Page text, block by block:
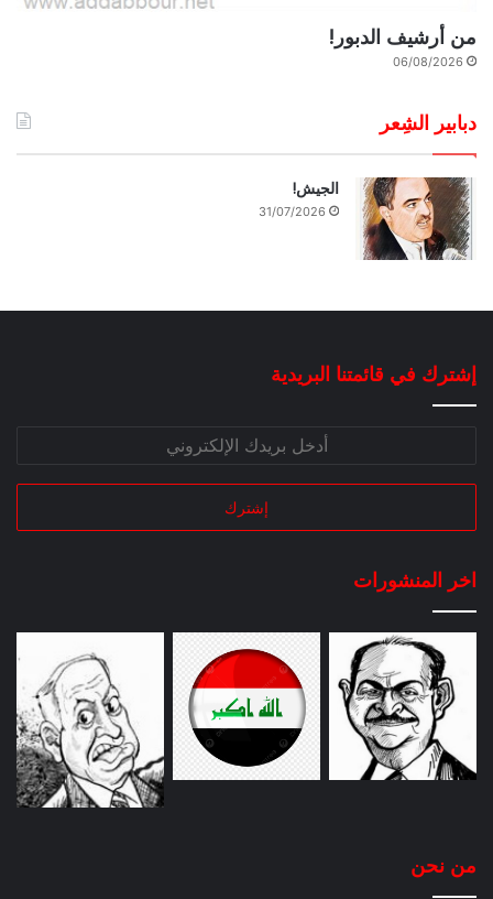
من أرشيف الدبور!
06/08/2026
دبابير الشِعر
الجيش!
31/07/2026
إشترك في قائمتنا البريدية
اخر المنشورات
من نحن